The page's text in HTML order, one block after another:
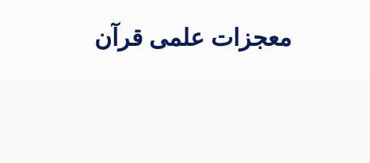
معجزات علمی قرآن